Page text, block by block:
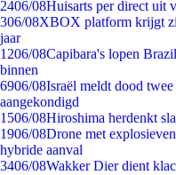
2406/08Huisarts per direct uit
306/08XBOX platform krijgt
jaar
1206/08Capibara's lopen
binnen
6906/08Israël meldt dood
aangekondigd
1506/08Hiroshima herdenkt
1906/08Drone met
hybride aanval
3406/08Wakker Dier dient